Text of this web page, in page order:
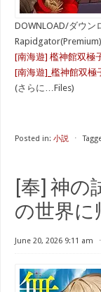
DOWNLOAD/ダウン
[南海遊] 檻神館双極
[南海遊]_檻神館双極
(さらに…Files)
Posted in: 小説 ⋅
[奉] 神の
の世界に
June 20, 2026 9:11 am ⋅